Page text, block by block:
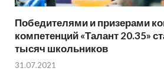
Победителями и призерами
компетенций «Талант 20.35»
тысяч школьников
31.07.2021